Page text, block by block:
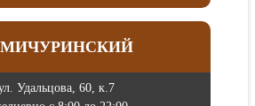
МИЧУРИНСКИЙ
Удальцова, 60, к.7